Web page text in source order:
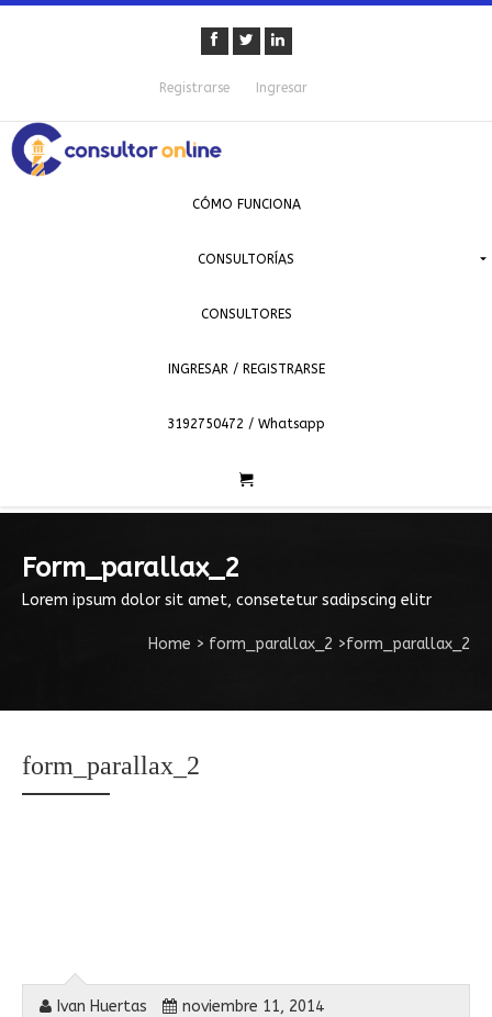
Registrarse Ingresar
CÓMO FUNCIONA
CONSULTORÍAS
CONSULTORES
INGRESAR / REGISTRARSE
3192750472 / Whatsapp
Form_parallax_2
Lorem ipsum dolor sit amet, consetetur sadipscing elitr
Home > form_parallax_2 >form_parallax_2
form_parallax_2
Ivan Huertas
noviembre 11, 2014